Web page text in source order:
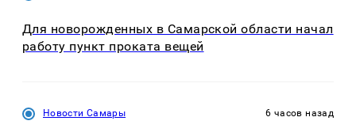
Для новорожденных в Самарской области начал
работу пункт проката вещей
Новости Самары 6 часов назад